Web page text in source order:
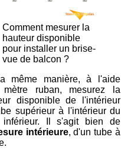
Comment mesurer la
hauteur disponible
pour installer un brise-
vue de balcon ?
même manière, à l'aide
ruban, mesurez la
disponible de l'intérieur
supérieur à l'intérieur du
inférieur. Il s'agit bien de
intérieure, d'un tube à